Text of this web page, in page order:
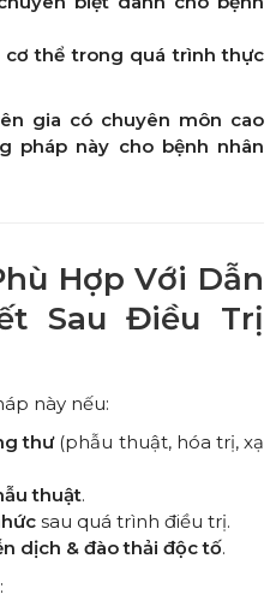
thể trong quá trình thực
gia có chuyên môn cao
pháp này cho bệnh nhân
Hợp Với Dẫn
Sau Điều Trị
này nếu:
thư(phẫu thuật, hóa trị, xạ
thuật.
sau quá trình điều trị.
dịch & đào thải độc tố.